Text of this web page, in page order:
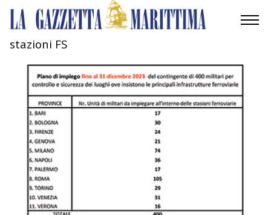
MOBILITÀ
INDUSTRIA
RICERCA
ECONOMIA
TURISMO
stazioni FS